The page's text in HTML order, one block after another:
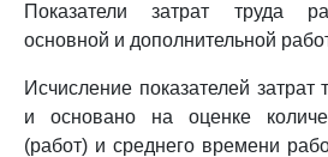
Показатели затрат труда
основной и дополнительной
Исчисление показателей затрат
и основано на оценке
(работ) и среднего времени